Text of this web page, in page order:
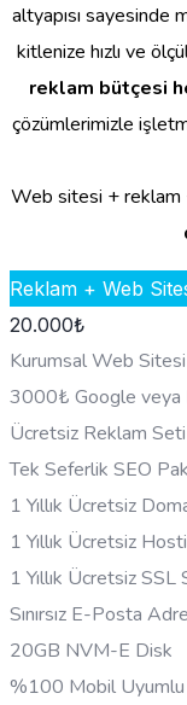
altyapısı sayesinde
kitlenize hızlı ve
reklam bütçesi
çözümlerimizle
Web sitesi +
Reklam + Web
20.000₺
Kurumsal Web Sitesi
3000₺ Google veya
Ücretsiz Reklam
Tek Seferlik SEO
1 Yıllık Ücretsiz
1 Yıllık Ücretsiz
1 Yıllık Ücretsiz SSL
Sınırsız E-Posta
20GB NVM-E Disk
%100 Mobil Uyumlu